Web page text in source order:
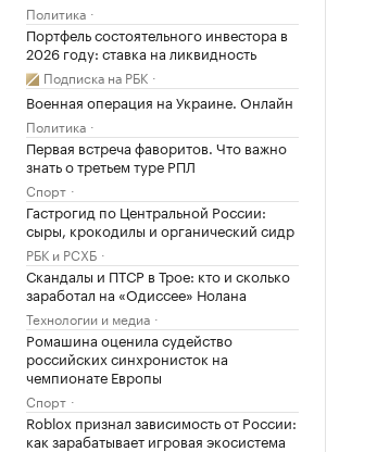
Политика
Портфель состоятельного инвестора в
2026 году: ставка на ликвидность
Подписка на РБК
Военная операция на Украине. Онлайн
Политика
Первая встреча фаворитов. Что важно
знать о третьем туре РПЛ
Спорт
Гастрогид по Центральной России:
сыры, крокодилы и органический сидр
РБК и РСХБ
Скандалы и ПТСР в Трое: кто и сколько
заработал на «Одиссее» Нолана
Технологии и медиа
Ромашина оценила судейство
российских синхронисток на
чемпионате Европы
Спорт
Roblox признал зависимость от России:
как зарабатывает игровая экосистема